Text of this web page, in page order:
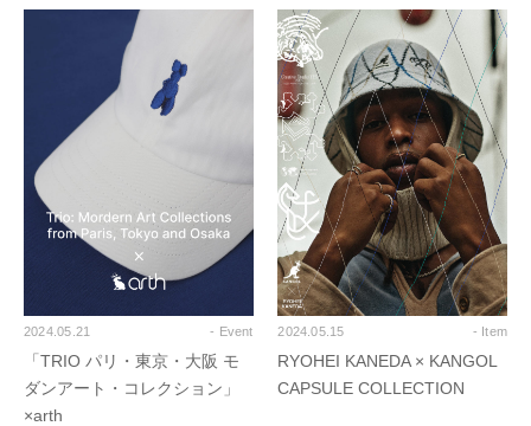
2024.05.21 - Event
「TRIO パリ・東京・大阪 モ
ダンアート・コレクション」
×arth
2024.05.15 - Item
RYOHEI KANEDA × KANGOL
CAPSULE COLLECTION